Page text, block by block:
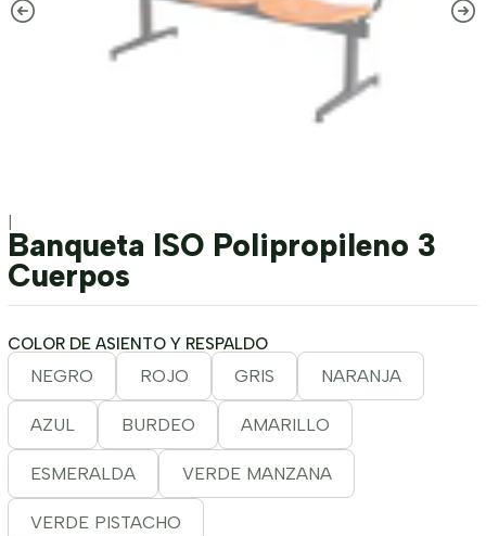
|
Banqueta ISO Polipropileno 3
Cuerpos
COLOR DE ASIENTO Y RESPALDO
NEGRO
ROJO GRIS NARANJA
AZUL BURDEO AMARILLO
ESMERALDA VERDE MANZANA
VERDE PISTACHO